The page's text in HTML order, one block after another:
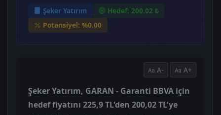
Şeker Yatırım
Hedef: 200.02 ₺
Potansiyel: %0.00
A- A+
Şeker Yatırım, GARAN - Garanti BBVA için
hedef fiyatını 225,9 TL'den 200,02 TL'ye